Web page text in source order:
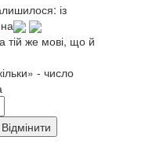
із
тій же мові, що й
- число